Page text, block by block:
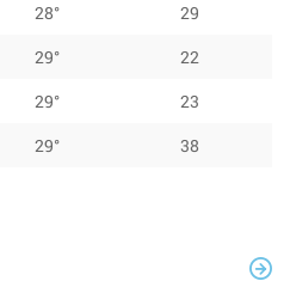
28°
29
29°
22
29°
23
29° 38